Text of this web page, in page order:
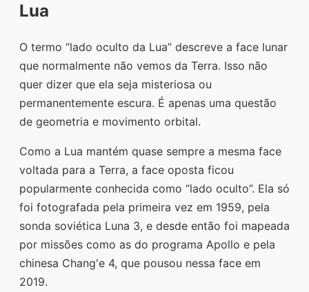
Lua
O termo “lado oculto da Lua” descreve a face lunar
que normalmente não vemos da Terra. Isso não
quer dizer que ela seja misteriosa ou
permanentemente escura. É apenas uma questão
de geometria e movimento orbital.
Como a Lua mantém quase sempre a mesma face
voltada para a Terra, a face oposta ficou
popularmente conhecida como “lado oculto”. Ela só
foi fotografada pela primeira vez em 1959, pela
sonda soviética Luna 3, e desde então foi mapeada
por missões como as do programa Apollo e pela
chinesa Chang'e 4, que pousou nessa face em
2019.